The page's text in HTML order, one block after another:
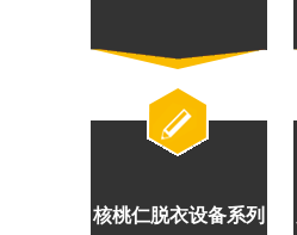
核桃仁脱衣设备系列